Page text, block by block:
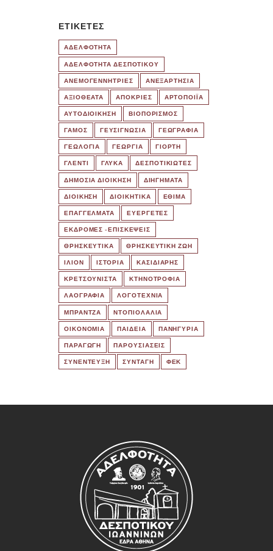
ΕΤΙΚΈΤΕΣ
ΑΔΕΛΦΟΤΗΤΑ
ΑΔΕΛΦΟΤΗΤΑ ΔΕΣΠΟΤΙΚΟΥ
ΑΝΕΜΟΓΕΝΝΗΤΡΙΕΣ ΑΝΕΞΑΡΤΗΣΙΑ
ΑΞΙΟΘΕΑΤΑ ΑΠΟΚΡΙΕΣ ΑΡΤΟΠΟΙΪΑ
ΑΥΤΟΔΙΟΙΚΗΣΗ ΒΙΟΠΟΡΙΣΜΟΣ
ΓΑΜΟΣ ΓΕΥΣΙΓΝΩΣΙΑ ΓΕΩΓΡΑΦΙΑ
ΓΕΩΛΟΓΙΑ ΓΕΩΡΓΙΑ ΓΙΟΡΤΗ
ΓΛΕΝΤΙ ΓΛΥΚΑ ΔΕΣΠΟΤΙΚΙΩΤΕΣ
ΔΗΜΟΣΙΑ ΔΙΟΙΚΗΣΗ ΔΙΗΓΗΜΑΤΑ
ΔΙΟΙΚΗΣΗ ΔΙΟΙΚΗΤΙΚΑ ΕΘΙΜΑ
ΕΠΑΓΓΕΛΜΑΤΑ ΕΥΕΡΓΕΤΕΣ
ΕΚΔΡΟΜΈΣ -ΕΠΙΣΚΕΨΕΙΣ
ΘΡΗΣΚΕΥΤΙΚΑ ΘΡΗΣΚΕΥΤΙΚΗ ΖΩΗ
ΙΛΙΟΝ ΙΣΤΟΡΙΑ ΚΑΣΙΔΙΑΡΗΣ
ΚΡΕΤΣΟΥΝΙΣΤΑ ΚΤΗΝΟΤΡΟΦΙΑ
ΛΑΟΓΡΑΦΙΑ ΛΟΓΟΤΕΧΝΙΑ
ΜΠΡΑΝΤΖΑ ΝΤΟΠΙΟΛΑΛΙΑ
ΟΙΚΟΝΟΜΙΑ ΠΑΙΔΕΙΑ ΠΑΝΗΓΥΡΙΑ
ΠΑΡΑΓΩΓΗ ΠΑΡΟΥΣΙΑΣΕΙΣ
ΣΥΝΕΝΤΕΥΞΗ ΣΥΝΤΑΓΗ ΦΕΚ